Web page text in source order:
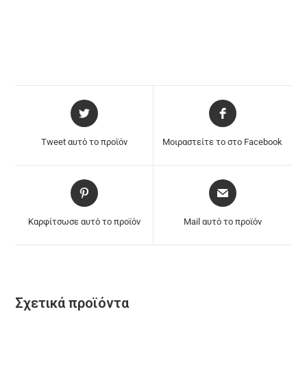
Tweet αυτό το προϊόν Μοιραστείτε το στο Facebook
Καρφίτσωσε αυτό το προϊόν Mail αυτό το προϊόν
Σχετικά προϊόντα